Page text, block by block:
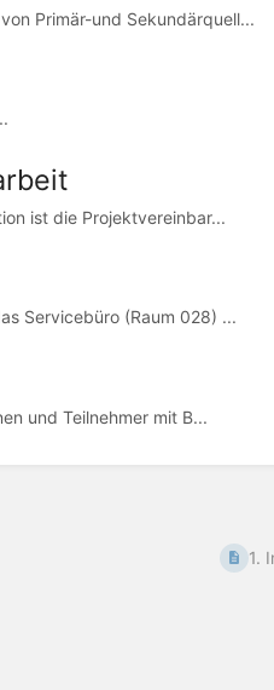
Primär-und Sekundärquell...
ist die Projektvereinbar...
Servicebüro (Raum 028) ...
und Teilnehmer mit B...
1.